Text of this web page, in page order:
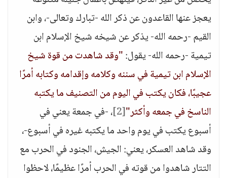
يعجز عنها القاعدون عن ذكر الله -تبارك وتعالى-، وابن
القيم -رحمه الله- يذكر عن شيخه شيخ الإسلام ابن
تيمية -رحمه الله- يقول:"وقد شاهدت من قوة شيخ
الإسلام ابن تيمية في سننه وكلامه وإقدامه وكتابه أمرًا
عجيبًا، فكان يكتب في اليوم من التصنيف ما يكتبه
الناسخ في جمعه وأكثر"[2] ، -في جمعة يعني في
أسبوع يكتب في يوم واحد ما يكتبه غيره في أسبوع-،
وقد شاهد العسكر، يعني: الجيش، الجنود في الحرب مع
التتار شاهدوا من قوته في الحرب أمرًا عظيمًا، لاحظوا